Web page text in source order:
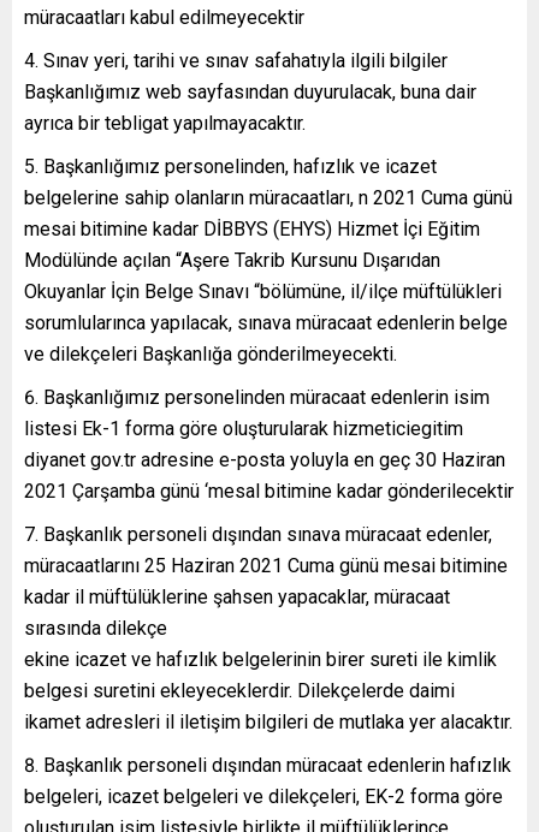
müracaatları kabul edilmeyecektir
Sınav yeri, tarihi ve sınav safahatıyla ilgili bilgiler
Başkanlığımız web sayfasından duyurulacak, buna dair
ayrıca bir tebligat yapılmayacaktır.
Başkanlığımız personelinden, hafızlık ve icazet
belgelerine sahip olanların müracaatları, n 2021 Cuma günü
mesai bitimine kadar DİBBYS (EHYS) Hizmet İçi Eğitim
Modülünde açılan “Aşere Takrib Kursunu Dışarıdan
Okuyanlar İçin Belge Sınavı “bölümüne, il/ilçe müftülükleri
sorumlularınca yapılacak, sınava müracaat edenlerin belge
ve dilekçeleri Başkanlığa gönderilmeyecekti.
Başkanlığımız personelinden müracaat edenlerin isim
listesi Ek-1 forma göre oluşturularak hizmeticiegitim
diyanet gov.tr adresine e-posta yoluyla en geç 30 Haziran
2021 Çarşamba günü ‘mesal bitimine kadar gönderilecektir
Başkanlık personeli dışından sınava müracaat edenler,
müracaatlarını 25 Haziran 2021 Cuma günü mesai bitimine
kadar il müftülüklerine şahsen yapacaklar, müracaat
sırasında dilekçe
ekine icazet ve hafızlık belgelerinin birer sureti ile kimlik
belgesi suretini ekleyeceklerdir. Dilekçelerde daimi
ikamet adresleri il iletişim bilgileri de mutlaka yer alacaktır.
Başkanlık personeli dışından müracaat edenlerin hafızlık
belgeleri, icazet belgeleri ve dilekçeleri, EK-2 forma göre
oluşturulan isim listesiyle birlikte il müftülüklerince